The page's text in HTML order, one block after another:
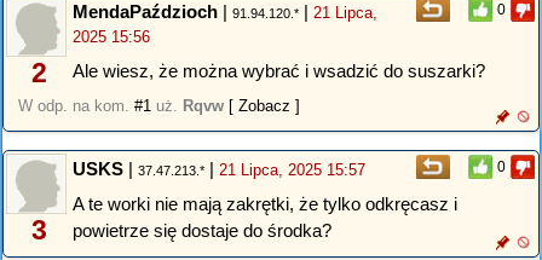
0
2
MendaPaździoch | 91.94.120.* | 21 Lipca,
2025 15:56
Ale wiesz, że można wybrać i wsadzić do suszarki?
W odp. na kom. #1 uż. Rqvw [ Zobacz ]
0
3
USKS | 37.47.213.* | 21 Lipca, 2025 15:57
A te worki nie mają zakrętki, że tylko odkręcasz i
powietrze się dostaje do środka?